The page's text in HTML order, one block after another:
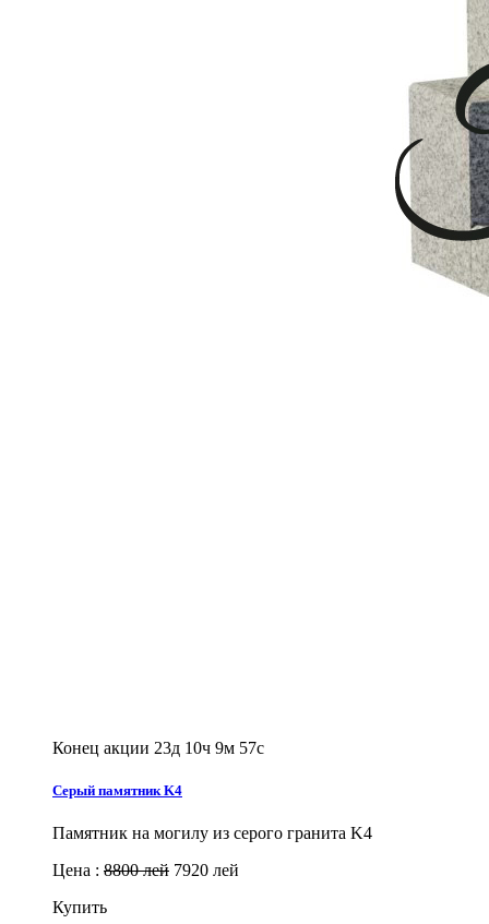
Конец акции 23д 10ч 9м 56с
Серый памятник K4
Памятник на могилу из серого гранита K4
Цена : 8800 лей 7920 лей
Купить